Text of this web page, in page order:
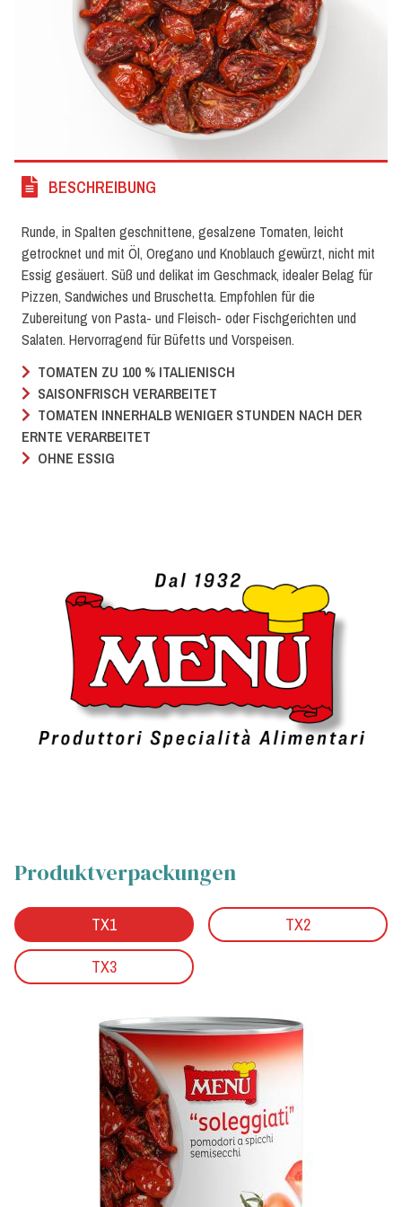
BESCHREIBUNG
Runde, in Spalten geschnittene, gesalzene Tomaten, leicht
getrocknet und mit Öl, Oregano und Knoblauch gewürzt, nicht mit
Essig gesäuert. Süß und delikat im Geschmack, idealer Belag für
Pizzen, Sandwiches und Bruschetta. Empfohlen für die
Zubereitung von Pasta- und Fleisch- oder Fischgerichten und
Salaten. Hervorragend für Büfetts und Vorspeisen.
TOMATEN ZU 100 % ITALIENISCH
SAISONFRISCH VERARBEITET
TOMATEN INNERHALB WENIGER STUNDEN NACH DER
ERNTE VERARBEITET
OHNE ESSIG
Produktverpackungen
TX1
TX2
TX3